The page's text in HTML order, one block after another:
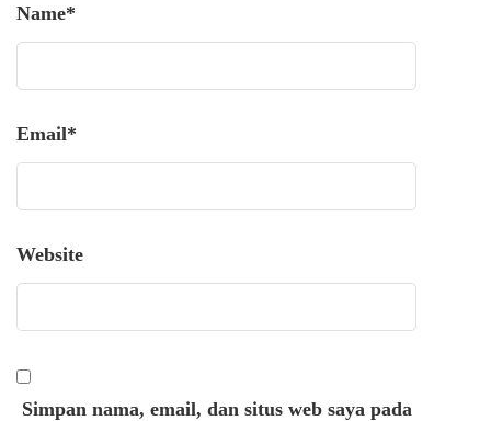
Name*
Email*
Website
Simpan nama, email, dan situs web saya pada